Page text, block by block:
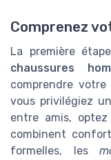
Comprenez
La première
chaussures
comprendre
vous privilégiez
entre amis,
combinent
formelles, les